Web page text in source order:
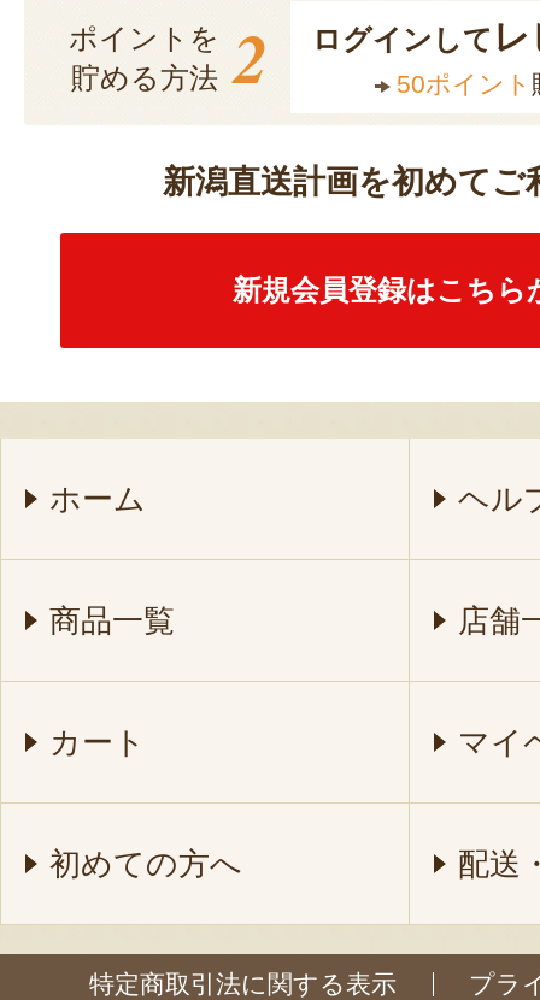
ポイントを
貯める方法 2 ログインして
50ポイント
新潟直送計画を初めてご
新規会員登録はこちら
ホーム ヘル
商品一覧 店舗
カート マイ
初めての方へ 配送
特定商取引法に関する表示 プラ